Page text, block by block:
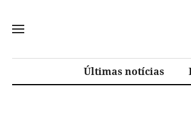
Últimas notícias